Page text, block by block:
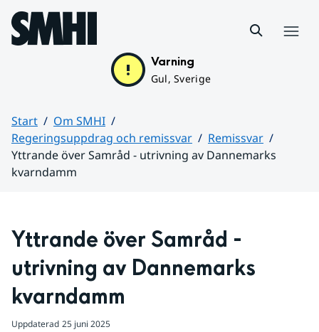
Hoppa till sidans innehåll
Varning
Gul, Sverige
Start
Om SMHI
Regeringsuppdrag och remissvar
Remissvar
Yttrande över Samråd - utrivning av Dannemarks
kvarndamm
Yttrande över Samråd -
utrivning av Dannemarks
kvarndamm
Uppdaterad 25 juni 2025